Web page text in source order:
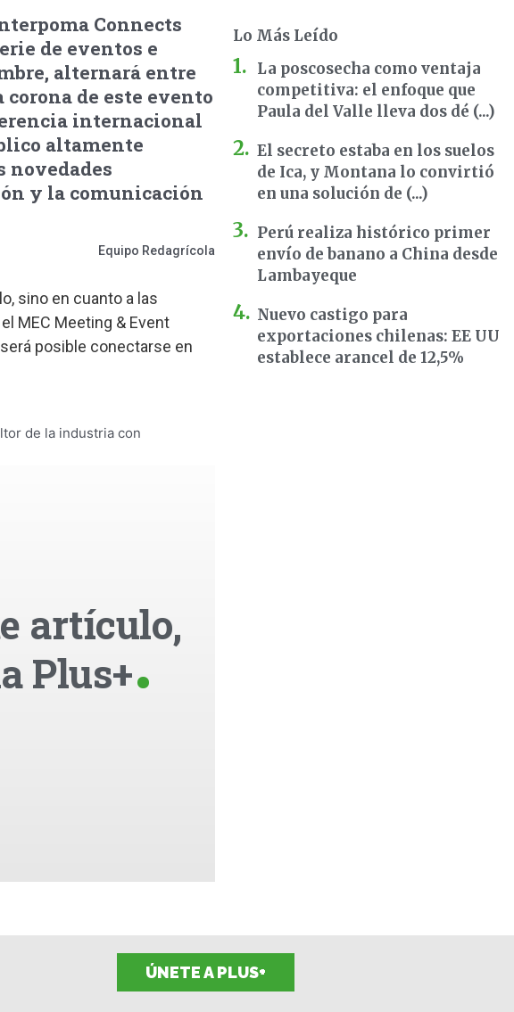
Connects
de eventos e
alternará entre
de este evento
internacional
altamente
novedades
y la comunicación
Equipo Redagrícola
sino en cuanto a las
MEC Meeting & Event
posible conectarse en
de la industria con
artículo,
Plus+
Lo Más Leído
La poscosecha como ventaja
competitiva: el enfoque que
Paula del Valle lleva dos dé (...)
El secreto estaba en los suelos
de Ica, y Montana lo convirtió
en una solución de (...)
Perú realiza histórico primer
envío de banano a China desde
Lambayeque
Nuevo castigo para
exportaciones chilenas: EE UU
establece arancel de 12,5%
ÚNETE A PLUS+